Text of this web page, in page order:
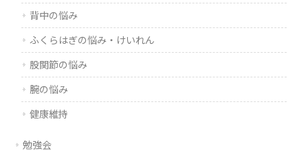
背中の悩み
ふくらはぎの悩み・けいれん
股関節の悩み
腕の悩み
健康維持
勉強会